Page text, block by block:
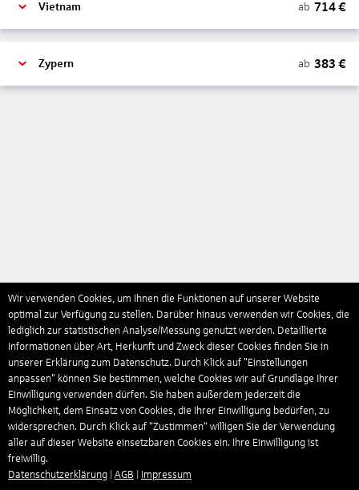
Vietnam ab 714€
Zypern ab 383 €
Wir verwenden Cookies, um Ihnen die Funktionen auf unserer Website
optimal zur Verfügung zu stellen. Darüber hinaus verwenden wir Cookies, die
lediglich zur statistischen Analyse/Messung genutzt werden. Detaillierte
Informationen über Art, Herkunft und Zweck dieser Cookies finden Sie in
unserer Erklärung zum Datenschutz. Durch Klick auf "Einstellungen
anpassen" können Sie bestimmen, welche Cookies wir auf Grundlage Ihrer
Einwilligung verwenden dürfen. Sie haben außerdem jederzeit die
Möglichkeit, dem Einsatz von Cookies, die Ihrer Einwilligung bedürfen, zu
widersprechen. Durch Klick auf “Zustimmen“ willigen Sie der Verwendung
aller auf dieser Website einsetzbaren Cookies ein. Ihre Einwilligung ist
freiwillig.
Datenschutzerklärung
AGB Impressum